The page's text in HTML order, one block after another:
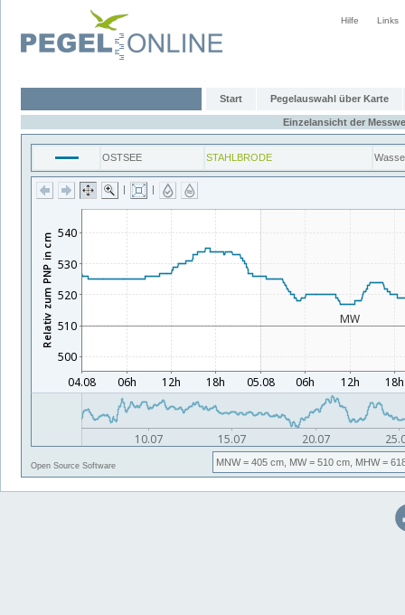
Hilfe Links
Start Pegelauswahl über Karte
Einzelansicht der
OSTSEE STAHLBRODE
| |
Open Source Software MNW= 405 cm, MW= 510 cm, MHW=